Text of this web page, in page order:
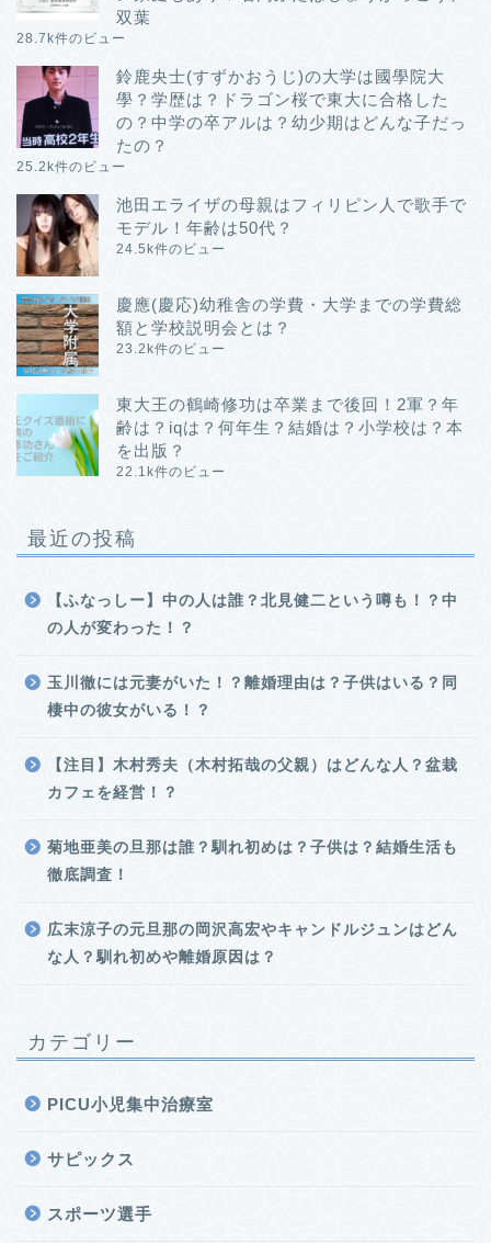
双葉
28.7k件のビュー
鈴鹿央士(すずかおうじ)の大学は國學院大
學？学歴は？ドラゴン桜で東大に合格した
の？中学の卒アルは？幼少期はどんな子だっ
たの？
25.2k件のビュー
池田エライザの母親はフィリピン人で歌手で
モデル！年齢は50代？
24.5k件のビュー
慶應(慶応)幼稚舎の学費・大学までの学費総
額と学校説明会とは？
23.2k件のビュー
東大王の鶴崎修功は卒業まで後回！2軍？年
齢は？iqは？何年生？結婚は？小学校は？本
を出版？
22.1k件のビュー
最近の投稿
【ふなっしー】中の人は誰？北見健二という噂も！？中
の人が変わった！？
玉川徹には元妻がいた！？離婚理由は？子供はいる？同
棲中の彼女がいる！？
【注目】木村秀夫（木村拓哉の父親）はどんな人？盆栽
カフェを経営！？
菊地亜美の旦那は誰？馴れ初めは？子供は？結婚生活も
徹底調査！
広末涼子の元旦那の岡沢高宏やキャンドルジュンはどん
な人？馴れ初めや離婚原因は？
カテゴリー
PICU小児集中治療室
サピックス
スポーツ選手